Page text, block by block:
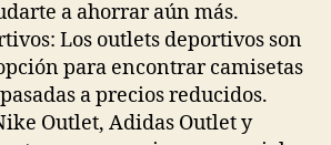
a ahorrar aún más.
Los outlets deportivos son
para encontrar camisetas
a precios reducidos.
Outlet, Adidas Outlet y